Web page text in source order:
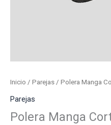
Inicio / Parejas / Polera Manga
Parejas
Polera Manga